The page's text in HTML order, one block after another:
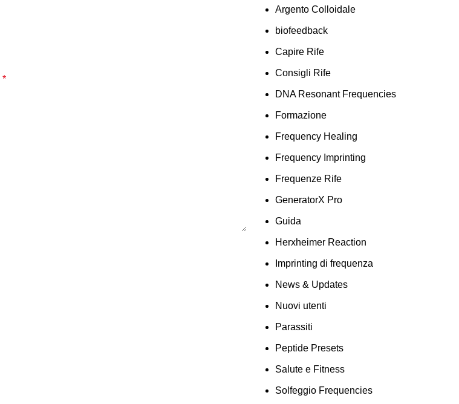
*
Argento Colloidale
biofeedback
Capire Rife
Consigli Rife
DNA Resonant Frequencies
Formazione
Frequency Healing
Frequency Imprinting
Frequenze Rife
GeneratorX Pro
Guida
Herxheimer Reaction
Imprinting di frequenza
News & Updates
Nuovi utenti
Parassiti
Peptide Presets
Salute e Fitness
Solfeggio Frequencies